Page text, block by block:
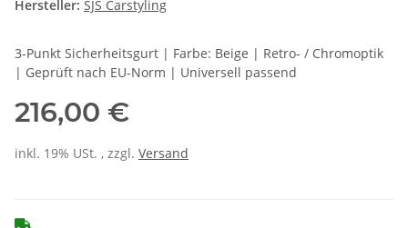
Hersteller: SJS Carstyling
3-Punkt Sicherheitsgurt | Farbe: Beige | Retro- / Chromoptik
| Geprüft nach EU-Norm | Universell passend
216,00 €
inkl. 19% USt. , zzgl. Versand